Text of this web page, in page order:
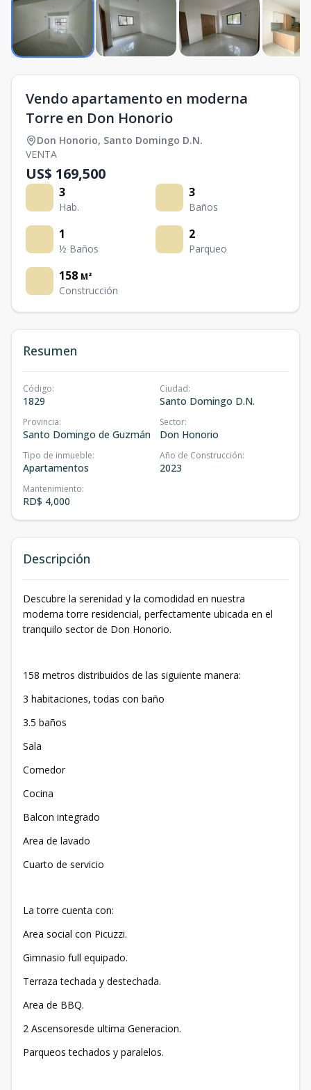
Vendo apartamento en moderna
Torre en Don Honorio
Don Honorio, Santo Domingo D.N.
VENTA
US$ 169,500
3
Hab.
3
Baños
1
½ Baños
2
Parqueo
158 M²
Construcción
Resumen
Código:
1829
Ciudad:
Santo Domingo D.N.
Provincia:
Santo Domingo de Guzmán
Sector:
Don Honorio
Tipo de inmueble:
Apartamentos
Año de Construcción:
2023
Mantenimiento:
RD$ 4,000
Descripción
Descubre la serenidad y la comodidad en nuestra
moderna torre residencial, perfectamente ubicada en el
tranquilo sector de Don Honorio.
158 metros distribuidos de las siguiente manera:
3 habitaciones, todas con baño
3.5 baños
Sala
Comedor
Cocina
Balcon integrado
Area de lavado
Cuarto de servicio
La torre cuenta con:
Area social con Picuzzi.
Gimnasio full equipado.
Terraza techada y destechada.
Area de BBQ.
2 Ascensoresde ultima Generacion.
Parqueos techados y paralelos.